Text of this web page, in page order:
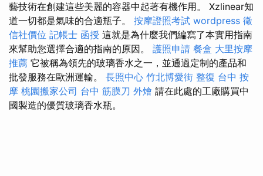
藝技術在創建這些美麗的容器中起著有機作用。 Xzlinear知
道一切都是氣味的合適瓶子。 按摩證照考試 wordpress 徵
信社價位 記帳士 函授 這就是為什麼我們編寫了本實用指南
來幫助您選擇合適的指南的原因。 護照申請 餐盒 大里按摩
推薦 它被稱為領先的玻璃香水之一，並通過定制的產品和
批發服務在歐洲運輸。 長照中心 竹北博愛街 整復 台中 按
摩 桃園搬家公司 台中 筋膜刀 外燴 請在此處的工廠購買中
國製造的優質玻璃香水瓶。